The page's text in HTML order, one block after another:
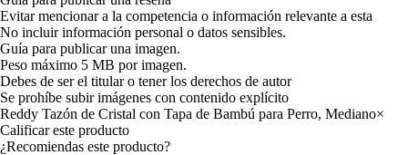
Evitar mencionar a la competencia o información relevante a esta
No incluir información personal o datos sensibles.
Guía para publicar una imagen.
Peso máximo 5 MB por imagen.
Debes de ser el titular o tener los derechos de autor
Se prohíbe subir imágenes con contenido explícito
Reddy Tazón de Cristal con Tapa de Bambú para Perro, Mediano×
Calificar este producto
Tu valoración
¿Recomiendas este producto?